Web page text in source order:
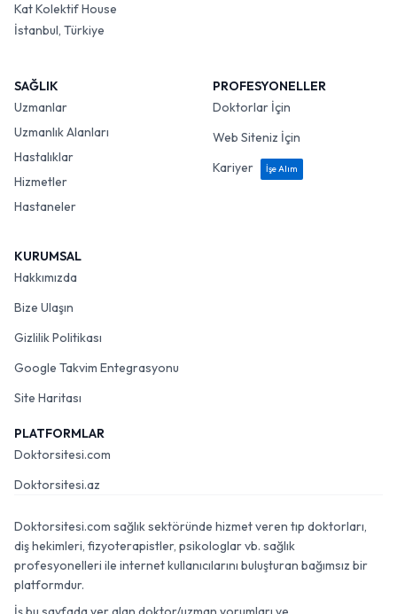
Kat Kolektif House
İstanbul, Türkiye
SAĞLIK
Uzmanlar
Uzmanlık Alanları
Hastalıklar
Hizmetler
Hastaneler
PROFESYONELLER
Doktorlar İçin
Web Siteniz İçin
Kariyer
İşe Alım
KURUMSAL
Hakkımızda
Bize Ulaşın
Gizlilik Politikası
Google Takvim Entegrasyonu
Site Haritası
PLATFORMLAR
Doktorsitesi.com
Doktorsitesi.az
Doktorsitesi.com sağlık sektöründe hizmet veren tıp doktorları,
diş hekimleri, fizyoterapistler, psikologlar vb. sağlık
profesyonelleri ile internet kullanıcılarını buluşturan bağımsız bir
platformdur.